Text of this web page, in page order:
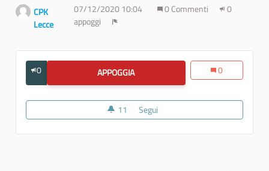
CPK
Lecce
07/12/2020 10:04 0 Commenti
0
appoggi
0 APPOGGIA#1 PERCHÉ BICILAB UNISALENTO?
0
11 11 sostenitori
Segui